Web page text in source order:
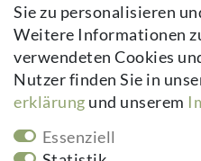
Vertrag widerrufen
Newsletter
E-MAIL **
Newsletter
Hiermit bestätige ich, dass ich die
Sie zu personalisieren
Weitere Informationen
verwendeten Cookies
Nutzer finden Sie in
erklärung und unserem
Essenziell